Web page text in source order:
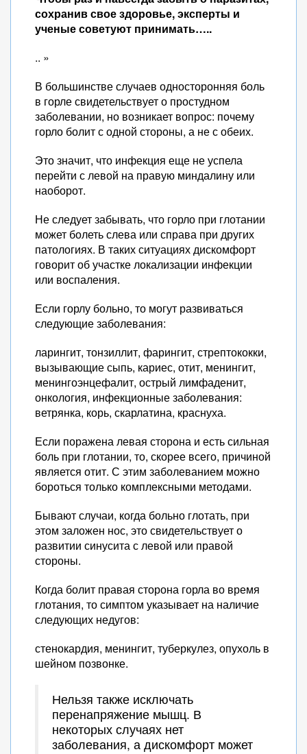
сохранив свое здоровье, эксперты и
ученые советуют принимать…..
.. »
В большинстве случаев односторонняя боль
в горле свидетельствует о простудном
заболевании, но возникает вопрос: почему
горло болит с одной стороны, а не с обеих.
Это значит, что инфекция еще не успела
перейти с левой на правую миндалину или
наоборот.
Не следует забывать, что горло при глотании
может болеть слева или справа при других
патологиях. В таких ситуациях дискомфорт
говорит об участке локализации инфекции
или воспаления.
Если горлу больно, то могут развиваться
следующие заболевания:
ларингит, тонзиллит, фарингит, стрептококки,
вызывающие сыпь, кариес, отит, менингит,
менингоэнцефалит, острый лимфаденит,
онкология, инфекционные заболевания:
ветрянка, корь, скарлатина, краснуха.
Если поражена левая сторона и есть сильная
боль при глотании, то, скорее всего, причиной
является отит. С этим заболеванием можно
бороться только комплексными методами.
Бывают случаи, когда больно глотать, при
этом заложен нос, это свидетельствует о
развитии синусита с левой или правой
стороны.
Когда болит правая сторона горла во время
глотания, то симптом указывает на наличие
следующих недугов:
стенокардия, менингит, туберкулез, опухоль в
шейном позвонке.
Нельзя также исключать
перенапряжение мышц. В
некоторых случаях нет
заболевания, а дискомфорт может